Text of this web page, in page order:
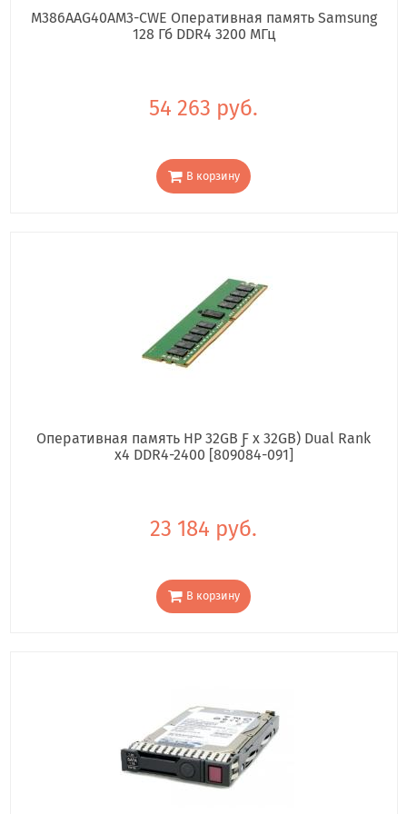
M386AAG40AM3-CWE Оперативная память Samsung
128 Гб DDR4 3200 МГц
54 263 руб.
В корзину
Оперативная память HP 32GB Ƒ x 32GB) Dual Rank
x4 DDR4-2400 [809084-091]
23 184 руб.
В корзину